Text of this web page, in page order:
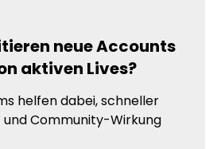
neue Accounts
aktiven Lives?
helfen dabei, schneller
Community-Wirkung